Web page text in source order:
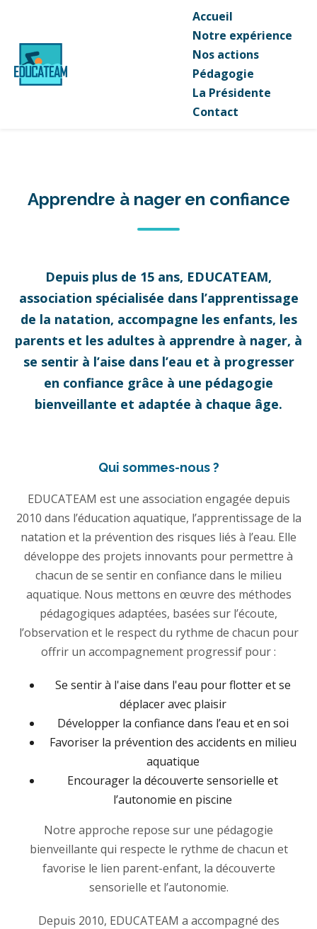
Accueil
Notre expérience
Nos actions
Pédagogie
La Présidente
Contact
Apprendre à nager en confiance
Depuis plus de 15 ans, EDUCATEAM,
association spécialisée dans l’apprentissage
de la natation, accompagne les enfants, les
parents et les adultes à apprendre à nager, à
se sentir à l’aise dans l’eau et à progresser
en confiance grâce à une pédagogie
bienveillante et adaptée à chaque âge.
Qui sommes-nous ?
EDUCATEAM est une association engagée depuis
2010 dans l’éducation aquatique, l’apprentissage de la
natation et la prévention des risques liés à l’eau. Elle
développe des projets innovants pour permettre à
chacun de se sentir en confiance dans le milieu
aquatique. Nous mettons en œuvre des méthodes
pédagogiques adaptées, basées sur l’écoute,
l’observation et le respect du rythme de chacun pour
offrir un accompagnement progressif pour :
Se sentir à l'aise dans l'eau pour flotter et se
déplacer avec plaisir
Développer la confiance dans l’eau et en soi
Favoriser la prévention des accidents en milieu
aquatique
Encourager la découverte sensorielle et
l’autonomie en piscine
Notre approche repose sur une pédagogie
bienveillante qui respecte le rythme de chacun et
favorise le lien parent-enfant, la découverte
sensorielle et l’autonomie.
Depuis 2010, EDUCATEAM a accompagné des